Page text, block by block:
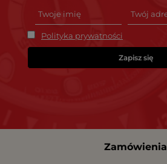
Polityka prywatności
Zapisz się
Zamówienia